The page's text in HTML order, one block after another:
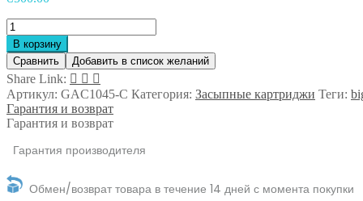
по
записям
Количество
товара
Угольный
картридж
Аквилегия
Вig
Вlue
10"
В корзину
Сравнить
Добавить в список желаний
Share Link:
Артикул: GAC1045-C Категория: Засыпные картриджи Теги:
Гарантия и возврат
Гарантия и возврат
Гарантия производителя
Обмен/возврат товара в течение 14 дней с момента покупки